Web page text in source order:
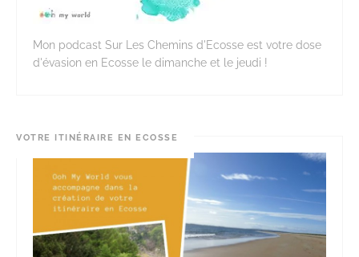
Mon podcast Sur Les Chemins d'Ecosse est votre dose
d'évasion en Ecosse le dimanche et le jeudi !
VOTRE ITINÉRAIRE EN ECOSSE